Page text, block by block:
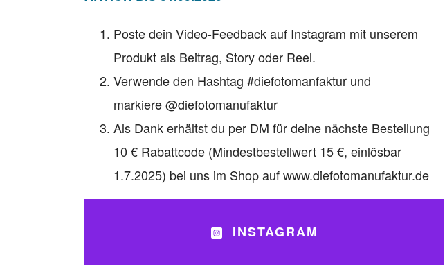
Poste deinVideo-Feedbackauf Instagram mit unserem
Produktals Beitrag, Story oder Reel.
Verwende den Hashtag #diefotomanfaktur und
markiere@diefotomanufaktur
Als Dank erhältst du per DM für deine nächste Bestellung
10 € Rabattcode (Mindestbestellwert 15 €, einlösbar
1.7.2025) bei uns im Shop auf www.diefotomanufaktur.de
INSTAGRAM